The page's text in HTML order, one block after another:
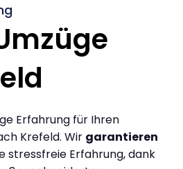
Erfahrung für Ihren
Krefeld. Wir garantieren
stressfreie Erfahrung, dank